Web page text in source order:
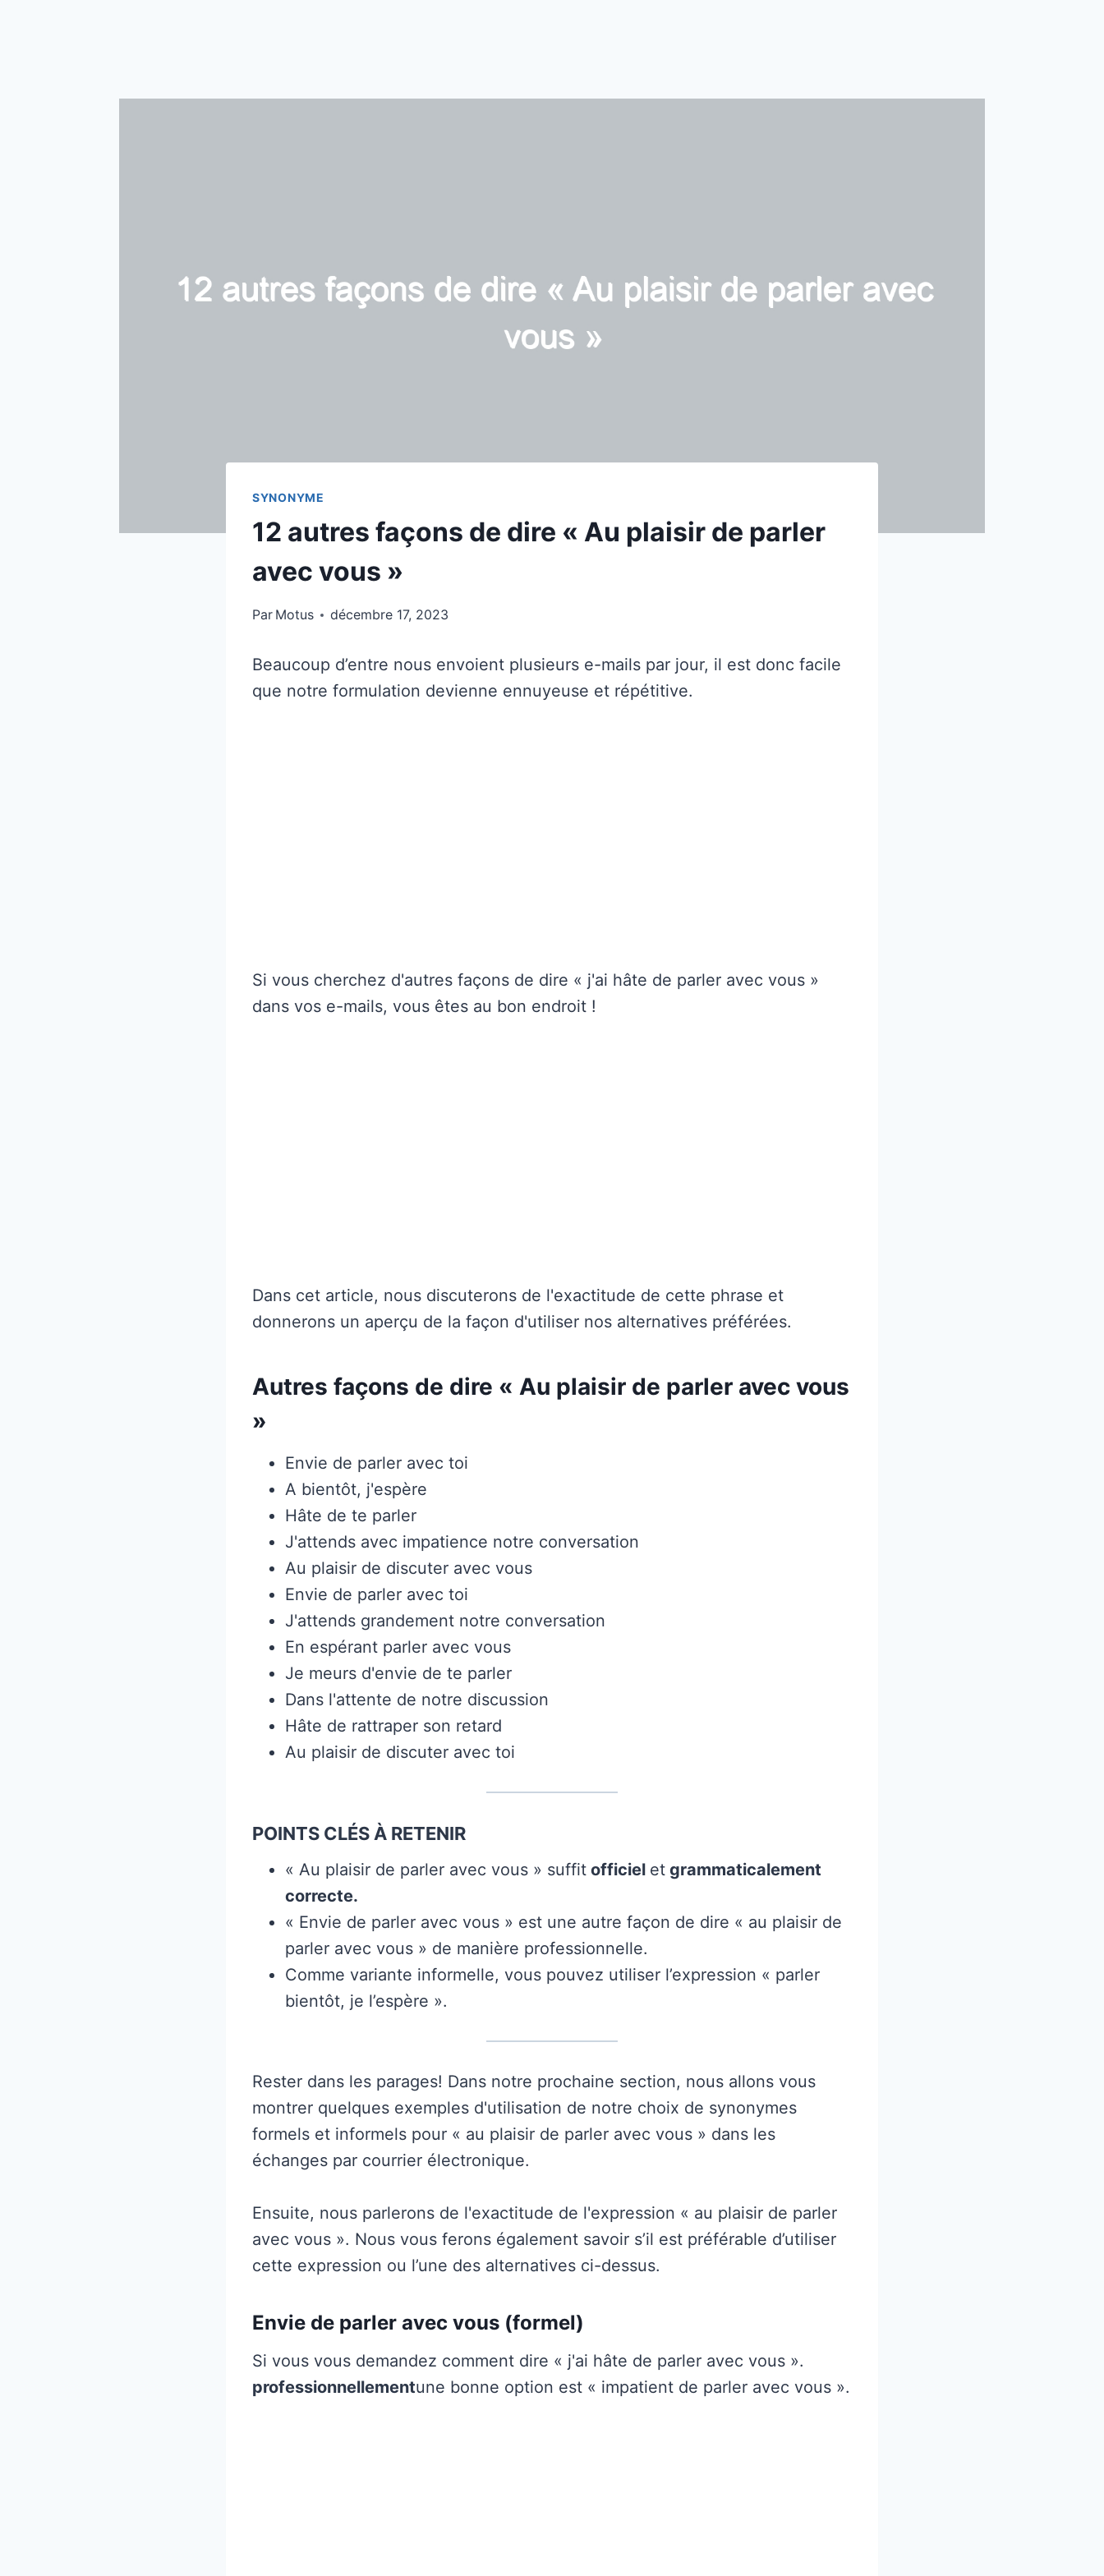
SYNONYME
12 autres façons de dire « Au plaisir de parler
avec vous »
Par Motus décembre 17, 2023
Beaucoup d’entre nous envoient plusieurs e-mails par jour, il est donc facile
que notre formulation devienne ennuyeuse et répétitive.
Si vous cherchez d'autres façons de dire « j'ai hâte de parler avec vous »
dans vos e-mails, vous êtes au bon endroit !
Dans cet article, nous discuterons de l'exactitude de cette phrase et
donnerons un aperçu de la façon d'utiliser nos alternatives préférées.
Autres façons de dire « Au plaisir de parler avec vous
»
Envie de parler avec toi
A bientôt, j'espère
Hâte de te parler
J'attends avec impatience notre conversation
Au plaisir de discuter avec vous
Envie de parler avec toi
J'attends grandement notre conversation
En espérant parler avec vous
Je meurs d'envie de te parler
Dans l'attente de notre discussion
Hâte de rattraper son retard
Au plaisir de discuter avec toi
POINTS CLÉS À RETENIR
« Au plaisir de parler avec vous » suffit officiel et grammaticalement
correcte.
« Envie de parler avec vous » est une autre façon de dire « au plaisir de
parler avec vous » de manière professionnelle.
Comme variante informelle, vous pouvez utiliser l’expression « parler
bientôt, je l’espère ».
Rester dans les parages! Dans notre prochaine section, nous allons vous
montrer quelques exemples d'utilisation de notre choix de synonymes
formels et informels pour « au plaisir de parler avec vous » dans les
échanges par courrier électronique.
Ensuite, nous parlerons de l'exactitude de l'expression « au plaisir de parler
avec vous ». Nous vous ferons également savoir s’il est préférable d’utiliser
cette expression ou l’une des alternatives ci-dessus.
Envie de parler avec vous (formel)
Si vous vous demandez comment dire « j'ai hâte de parler avec vous ».
professionnellementune bonne option est « impatient de parler avec vous ».